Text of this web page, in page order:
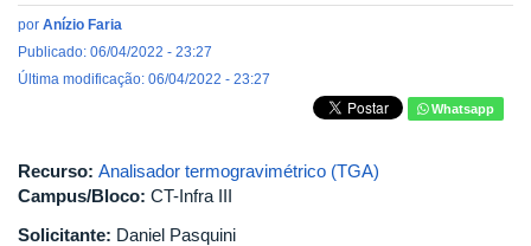
por Anízio Faria
Publicado: 06/04/2022 - 23:27
Última modificação: 06/04/2022 - 23:27
Whatsapp
Recurso: Analisador termogravimétrico (TGA)
Campus/Bloco: CT-Infra III
Solicitante: Daniel Pasquini